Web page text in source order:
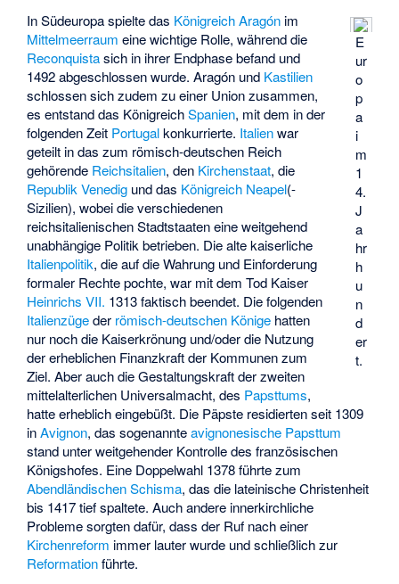
E
ur
o
p
a
i
m
1
4.
J
a
hr
h
u
n
d
er
t.
In Südeuropa spielte das Königreich Aragón im
Mittelmeerraum eine wichtige Rolle, während die
Reconquistasich in ihrer Endphase befand und
1492 abgeschlossen wurde. Aragón und Kastilien
schlossen sich zudem zu einer Union zusammen,
es entstand das KönigreichSpanien, mit dem in der
folgenden Zeit Portugalkonkurrierte. Italienwar
geteilt in das zum römisch-deutschen Reich
gehörende Reichsitalien, den Kirchenstaat, die
Republik Venedig und das Königreich Neapel(-
Sizilien), wobei die verschiedenen
reichsitalienischen Stadtstaaten eine weitgehend
unabhängige Politik betrieben. Die alte kaiserliche
Italienpolitik, die auf die Wahrung und Einforderung
formaler Rechte pochte, war mit dem Tod Kaiser
Heinrichs VII. 1313 faktisch beendet. Die folgenden
Italienzügeder römisch-deutschen Könige hatten
nur noch die Kaiserkrönung und/oder die Nutzung
der erheblichen Finanzkraft der Kommunen zum
Ziel. Aber auch die Gestaltungskraft der zweiten
mittelalterlichen Universalmacht, des Papsttums,
hatte erheblich eingebüßt. Die Päpste residierten seit 1309
inAvignon, das sogenannteavignonesische Papsttum
stand unter weitgehender Kontrolle des französischen
Königshofes. Eine Doppelwahl 1378 führte zum
Abendländischen Schisma, das die lateinische Christenheit
bis 1417 tief spaltete. Auch andere innerkirchliche
Probleme sorgten dafür, dass der Ruf nach einer
Kirchenreform immer lauter wurde und schließlich zur
Reformationführte.